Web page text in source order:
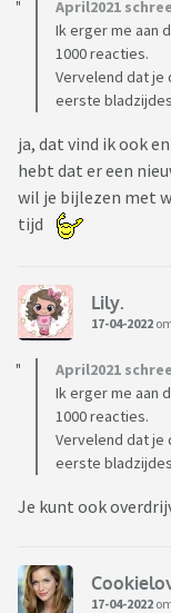
April2021
Ik erger me aan
1000 reacties.
Vervelend dat je
eerste
ja, dat vind ik ook
hebt dat er een
wil je bijlezen met
tijd
Lily.
17-04-2022
April2021
Ik erger me aan
1000 reacties.
Vervelend dat je
eerste
Je kunt ook
17-04-2022